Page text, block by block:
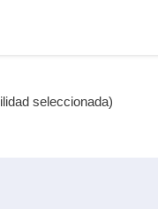
seleccionada)